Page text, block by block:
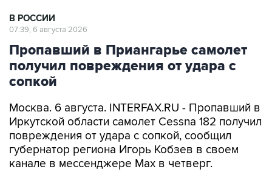
В РОССИИ
07:39, 6 августа 2026
Пропавший в Приангарье самолет
получил повреждения от удара с
сопкой
Москва. 6 августа. INTERFAX.RU - Пропавший в
Иркутской области самолет Cessna 182 получил
повреждения от удара с сопкой, сообщил
губернатор региона Игорь Кобзев в своем
канале в мессенджере Мах в четверг.